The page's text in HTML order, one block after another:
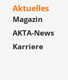
Aktuelles
Magazin
AKTA-News
Karriere